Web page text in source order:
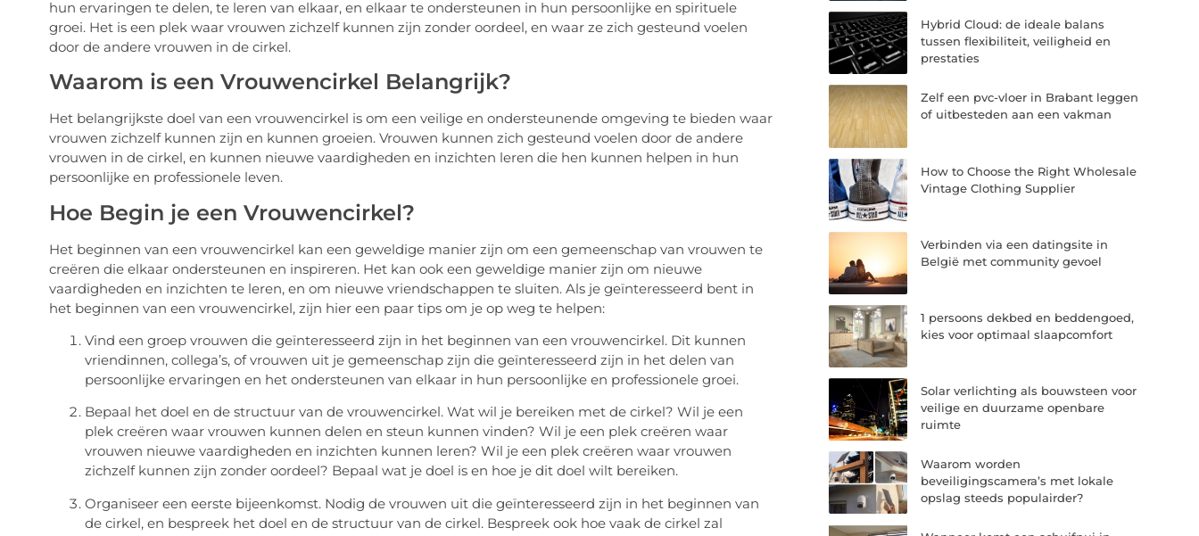
hun ervaringen te delen, te leren van elkaar, en elkaar te ondersteunen in hun persoonlijke en spirituele
groei. Het is een plek waar vrouwen zichzelf kunnen zijn zonder oordeel, en waar ze zich gesteund voelen
door de andere vrouwen in de cirkel.
Waarom is een Vrouwencirkel Belangrijk?
Het belangrijkste doel van een vrouwencirkel is om een veilige en ondersteunende omgeving te bieden waar
vrouwen zichzelf kunnen zijn en kunnen groeien. Vrouwen kunnen zich gesteund voelen door de andere
vrouwen in de cirkel, en kunnen nieuwe vaardigheden en inzichten leren die hen kunnen helpen in hun
persoonlijke en professionele leven.
Hoe Begin je een Vrouwencirkel?
Het beginnen van een vrouwencirkel kan een geweldige manier zijn om een gemeenschap van vrouwen te
creëren die elkaar ondersteunen en inspireren. Het kan ook een geweldige manier zijn om nieuwe
vaardigheden en inzichten te leren, en om nieuwe vriendschappen te sluiten. Als je geïnteresseerd bent in
het beginnen van een vrouwencirkel, zijn hier een paar tips om je op weg te helpen:
Vind een groep vrouwen die geïnteresseerd zijn in het beginnen van een vrouwencirkel. Dit kunnen
vriendinnen, collega’s, of vrouwen uit je gemeenschap zijn die geïnteresseerd zijn in het delen van
persoonlijke ervaringen en het ondersteunen van elkaar in hun persoonlijke en professionele groei.
Bepaal het doel en de structuur van de vrouwencirkel. Wat wil je bereiken met de cirkel? Wil je een
plek creëren waar vrouwen kunnen delen en steun kunnen vinden? Wil je een plek creëren waar
vrouwen nieuwe vaardigheden en inzichten kunnen leren? Wil je een plek creëren waar vrouwen
zichzelf kunnen zijn zonder oordeel? Bepaal wat je doel is en hoe je dit doel wilt bereiken.
Organiseer een eerste bijeenkomst. Nodig de vrouwen uit die geïnteresseerd zijn in het beginnen van
de cirkel, en bespreek het doel en de structuur van de cirkel. Bespreek ook hoe vaak de cirkel zal
Hybrid Cloud: de ideale balans
tussen flexibiliteit, veiligheid en
prestaties
Zelf een pvc-vloer in Brabant leggen
of uitbesteden aan een vakman
How to Choose the Right Wholesale
Vintage Clothing Supplier
Verbinden via een datingsite in
België met community gevoel
1 persoons dekbed en beddengoed,
kies voor optimaal slaapcomfort
Solar verlichting als bouwsteen voor
veilige en duurzame openbare
ruimte
Waarom worden
beveiligingscamera’s met lokale
opslag steeds populairder?